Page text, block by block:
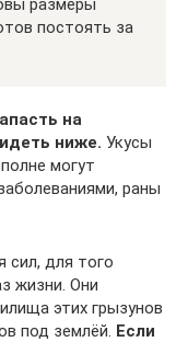
размеры
постоять за
на
ниже. Укусы
могут
раны
для того
жизни. Они
этих грызунов
под землёй. Если